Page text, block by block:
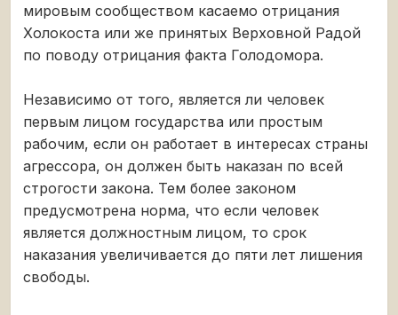
мировым сообществом касаемо отрицания
Холокоста или же принятых Верховной Радой
по поводу отрицания факта Голодомора.
Независимо от того, является ли человек
первым лицом государства или простым
рабочим, если он работает в интересах страны
агрессора, он должен быть наказан по всей
строгости закона. Тем более законом
предусмотрена норма, что если человек
является должностным лицом, то срок
наказания увеличивается до пяти лет лишения
свободы.